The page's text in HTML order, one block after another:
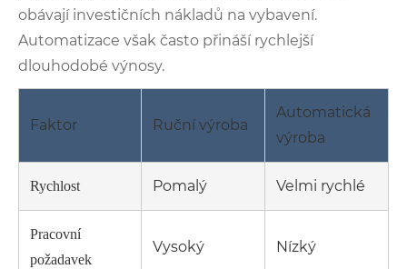
obávají investičních nákladů na vybavení.
Automatizace však často přináší rychlejší
dlouhodobé výnosy.
Faktor Ruční výroba
Automatická
výroba
Rychlost Pomalý Velmi rychlé
Pracovní
požadavek
Vysoký Nízký